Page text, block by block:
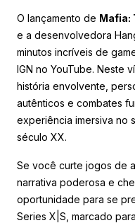
O lançamento de Mafia:
e a desenvolvedora
minutos incríveis de
IGN no YouTube. Neste
história envolvente,
autênticos e combates
experiência imersiva no
século XX.
Se você curte jogos de
narrativa poderosa e
oportunidade para se
Series X|S, marcado